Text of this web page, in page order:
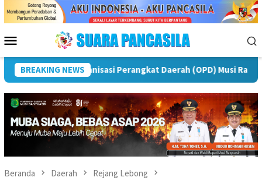
Menu
Mobile
BREAKING NEWS
IPeKB Ke-19, Plt Bupati Rejang Lebong: Penyuluh KB
Beranda Daerah Rejang Lebong